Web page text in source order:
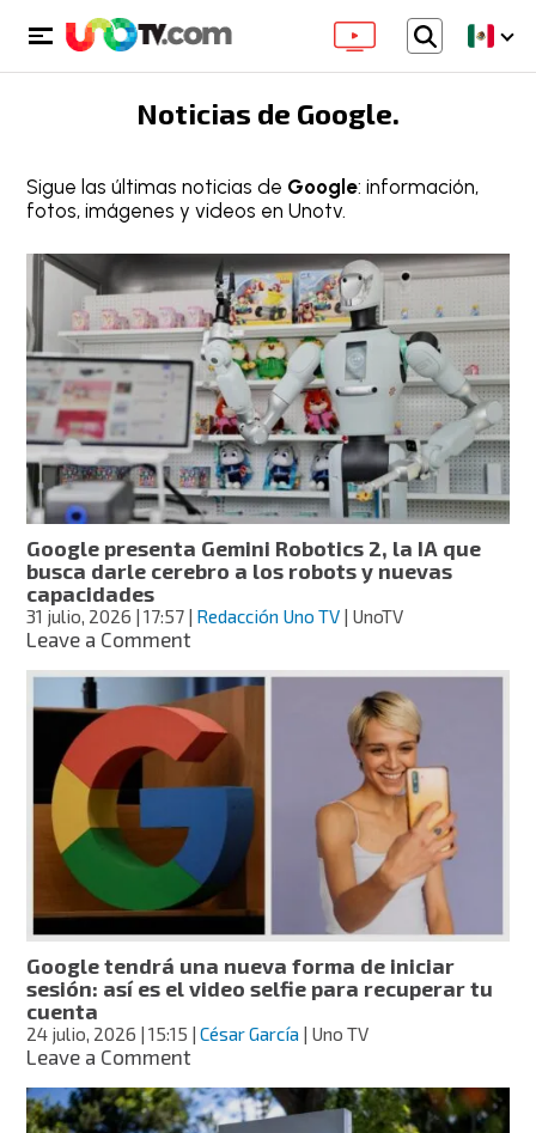
Noticias de Google.
Sigue las últimas noticias de Google: información,
fotos, imágenes y videos en Unotv.
Google presenta Gemini Robotics 2, la IA que
busca darle cerebro a los robots y nuevas
capacidades
31 julio, 2026 | 17:57 | Redacción Uno TV | UnoTV
Leave a Commenton
presenta
Gemini
Robotics
2,
la
que
busca
darle
cerebro
los
robots
y
nuevas
capacidades
Google tendrá una nueva forma de iniciar
sesión: así es el video selfie para recuperar tu
cuenta
24 julio, 2026 | 15:15 |César García | Uno TV
Leave a Commenton
tendrá
una